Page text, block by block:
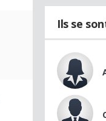
Ils se